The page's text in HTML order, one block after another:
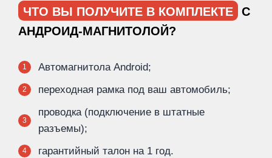
ЧТО ВЫ ПОЛУЧИТЕ В КОМПЛЕКТЕ
С
АНДРОИД-МАГНИТОЛОЙ?
1 Автомагнитола Android;
2 переходная рамка под ваш автомобиль;
3
проводка (подключение в штатные
разъемы);
4 гарантийный талон на 1 год.